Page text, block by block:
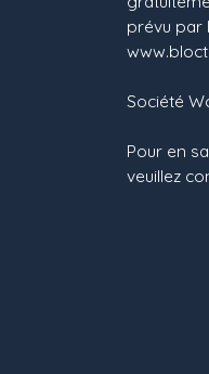
prévu par
Société
Pour en
veuillez